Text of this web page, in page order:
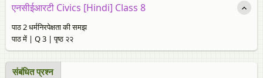
एनसीईआरटी Civics [Hindi] Class 8
पाठ 2 धर्मनिरपेक्षता की समझ
पाठ में | Q 3 | पृष्ठ २२
संबंधित प्रश्‍न